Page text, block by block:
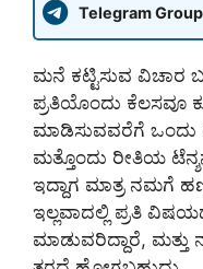
Telegram Group
ಮನೆ ಕಟ್ಟಿಸುವ ವಿಚಾರ
ಪ್ರತಿಯೊಂದು ಕೆಲಸವೂ
ಮಾಡಿಸುವವರೆಗೆ
ಮತ್ತೊಂದು ರೀತಿಯ
ಇದ್ದಾಗ ಮಾತ್ರ ನಮಗೆ ಹಣ
ಇಲ್ಲವಾದಲ್ಲಿ ಪ್ರತಿ
ಮಾಡುವರಿದ್ದಾರೆ, ಮತ್ತು